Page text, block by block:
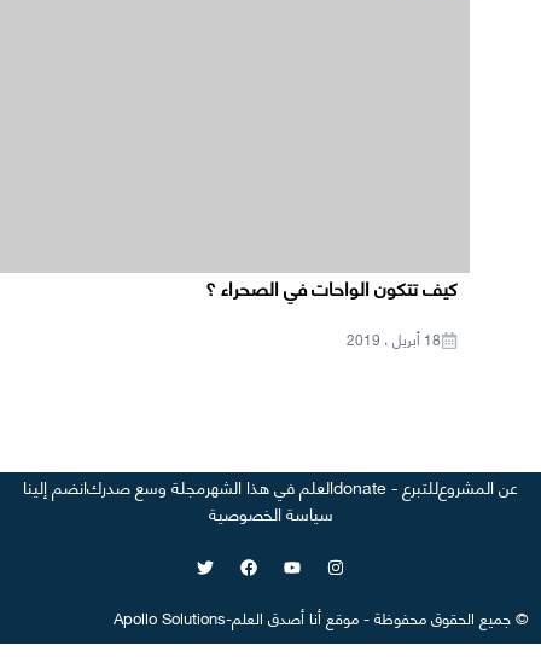
كيف تتكون الواحات في الصحراء ؟
18 أبريل ، 2019
عن المشروعللتبرع - donate العلم في هذا الشهرمجلة وسع صدركانضم إلينا
سياسة الخصوصية
©جميع الحقوق محفوظة-موقع أنا أصدق العلم-
Apollo Solutions